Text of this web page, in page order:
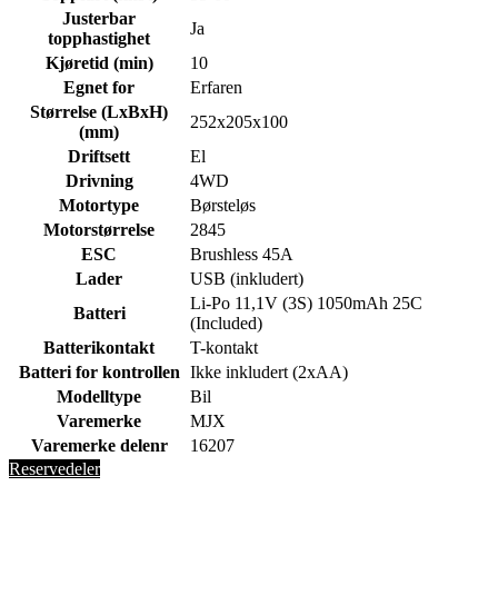
Justerbar
topphastighet
Ja
Kjøretid (min)
10
Egnet for
Erfaren
Størrelse (LxBxH)
(mm)
252x205x100
Driftsett
El
Drivning
4WD
Motortype
Børsteløs
Motorstørrelse
2845
ESC
Brushless 45A
Lader
USB (inkludert)
Batteri
Li-Po 11,1V (3S) 1050mAh 25C
(Included)
Batterikontakt
T-kontakt
Batteri for kontrollen Ikke inkludert (2xAA)
Modelltype
Bil
Varemerke
MJX
Varemerke delenr
16207
Reservedeler